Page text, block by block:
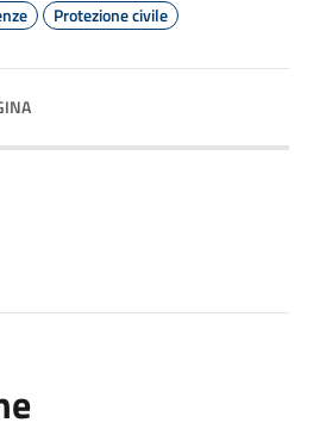
Protezione civile